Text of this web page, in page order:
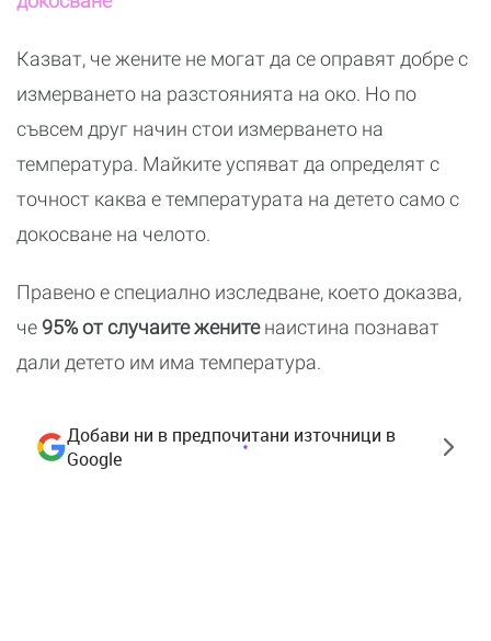
Казват, че жените не могат да се оправят добре с
измерването на разстоянията на око. Но по
съвсем друг начин стои измерването на
температура. Майките успяват да определят с
точност каква е температурата на детето само с
докосване на челото.
Правено е специално изследване, което доказва,
че 95% от случаите женитенаистина познават
дали детето им има температура.
Добави ни в предпочитани източници в
Google